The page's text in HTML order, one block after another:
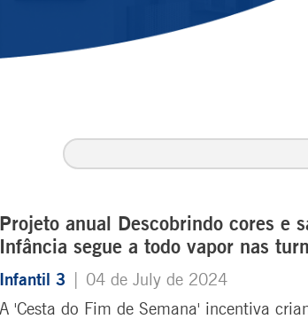
Projeto anual Descobrindo cores e
Infância segue a todo vapor nas
Infantil 3
| 04 de July de 2024
A 'Cesta do Fim de Semana' incentiva